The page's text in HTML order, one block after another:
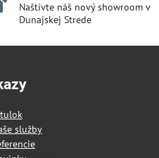
Naštívte náš nový showroom v
Dunajskej Strede
služby